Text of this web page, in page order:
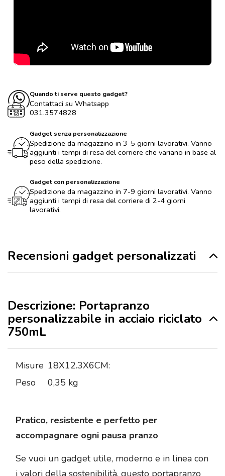
Quando ti serve questo gadget?
Contattaci su Whatsapp
031.3574828
Gadget senza personalizzazione
Spedizione da magazzino in 3-5 giorni lavorativi. Vanno
aggiunti i tempi di resa del corriere che variano in base al
peso della spedizione.
Gadget con personalizzazione
Spedizione da magazzino in 7-9 giorni lavorativi. Vanno
aggiunti i tempi di resa del corriere di 2-4 giorni
lavorativi.
Recensioni gadget personalizzati
Descrizione: Portapranzo
personalizzabile in acciaio riciclato
750mL
Misure 18X12.3X6CM:
Peso
0,35 kg
Pratico, resistente e perfetto per
accompagnare ogni pausa pranzo
Se vuoi un gadget utile, moderno e in linea con
i valori della sostenibilità, questo portapranzo